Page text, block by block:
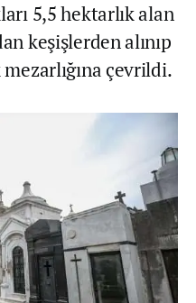
5,5 hektarlık alan
keşişlerden alınıp
çevrildi.